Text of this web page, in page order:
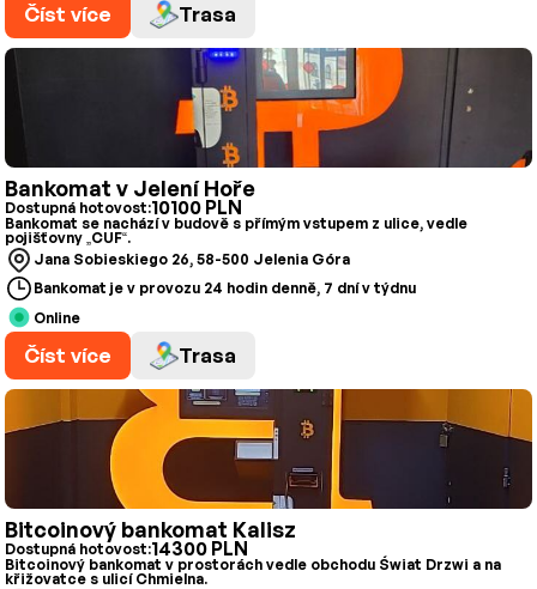
Číst více Trasa
Bankomat v Jelení Hoře
Dostupná hotovost:10100 PLN
Bankomat se nachází v budově s přímým vstupem z ulice, vedle
pojišťovny „CUF“.
Jana Sobieskiego 26, 58-500 Jelenia Góra
Bankomat je v provozu 24 hodin denně, 7 dní v týdnu
Online
Číst více Trasa
Bitcoinový bankomat Kalisz
Dostupná hotovost:14300 PLN
Bitcoinový bankomat v prostorách vedle obchodu Świat Drzwi a na
křižovatce s ulicí Chmielna.